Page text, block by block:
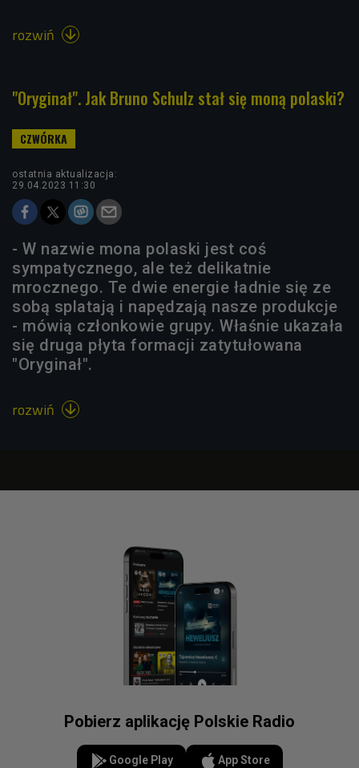
rozwiń 
"Oryginał". Jak Bruno Schulz stał się moną polaski?
ostatnia aktualizacja:
29.04.2023 11:30
- W nazwie mona polaski jest coś
sympatycznego, ale też delikatnie
mrocznego. Te dwie energie ładnie się ze
sobą splatają i napędzają nasze produkcje
- mówią członkowie grupy. Właśnie ukazała
się druga płyta formacji zatytułowana
"Oryginał".
rozwiń 
Pobierz aplikację Polskie Radio
Google Play App Store